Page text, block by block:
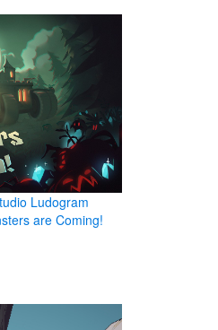
Ludogram
are Coming!